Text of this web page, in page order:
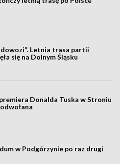
dowozi”. Letnia trasa partii
się na Dolnym Śląsku
Donalda Tuska w Stroniu
w Podgórzynie po raz drugi